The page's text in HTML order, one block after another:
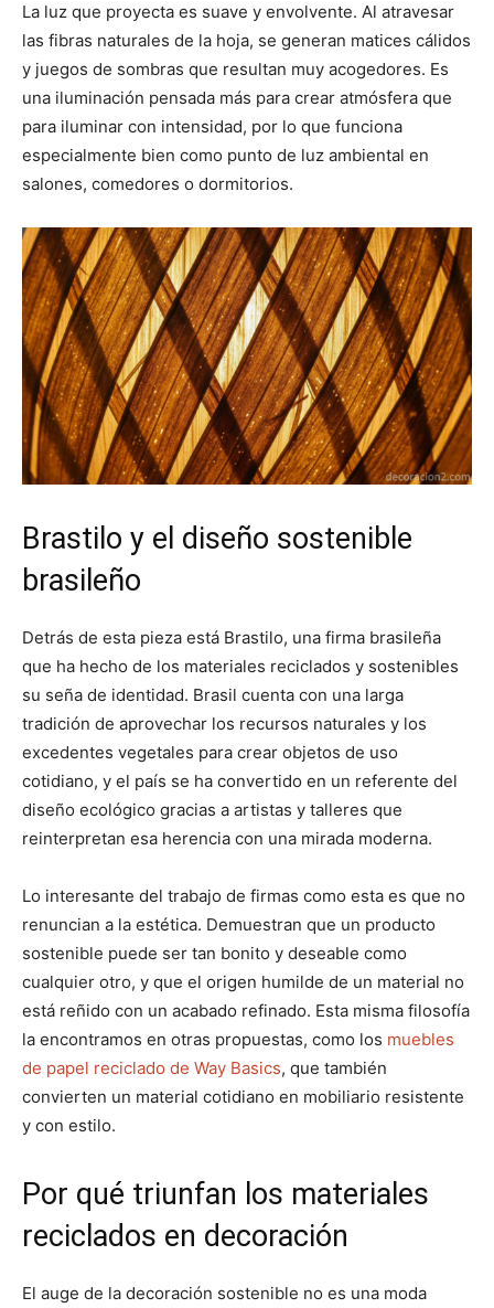
La luz que proyecta es suave y envolvente. Al atravesar
las fibras naturales de la hoja, se generan matices cálidos
y juegos de sombras que resultan muy acogedores. Es
una iluminación pensada más para crear atmósfera que
para iluminar con intensidad, por lo que funciona
especialmente bien como punto de luz ambiental en
salones, comedores o dormitorios.
Brastilo y el diseño sostenible
brasileño
Detrás de esta pieza está Brastilo, una firma brasileña
que ha hecho de los materiales reciclados y sostenibles
su seña de identidad. Brasil cuenta con una larga
tradición de aprovechar los recursos naturales y los
excedentes vegetales para crear objetos de uso
cotidiano, y el país se ha convertido en un referente del
diseño ecológico gracias a artistas y talleres que
reinterpretan esa herencia con una mirada moderna.
Lo interesante del trabajo de firmas como esta es que no
renuncian a la estética. Demuestran que un producto
sostenible puede ser tan bonito y deseable como
cualquier otro, y que el origen humilde de un material no
está reñido con un acabado refinado. Esta misma filosofía
la encontramos en otras propuestas, como los muebles
de papel reciclado de Way Basics, que también
convierten un material cotidiano en mobiliario resistente
y con estilo.
Por qué triunfan los materiales
reciclados en decoración
El auge de la decoración sostenible no es una moda